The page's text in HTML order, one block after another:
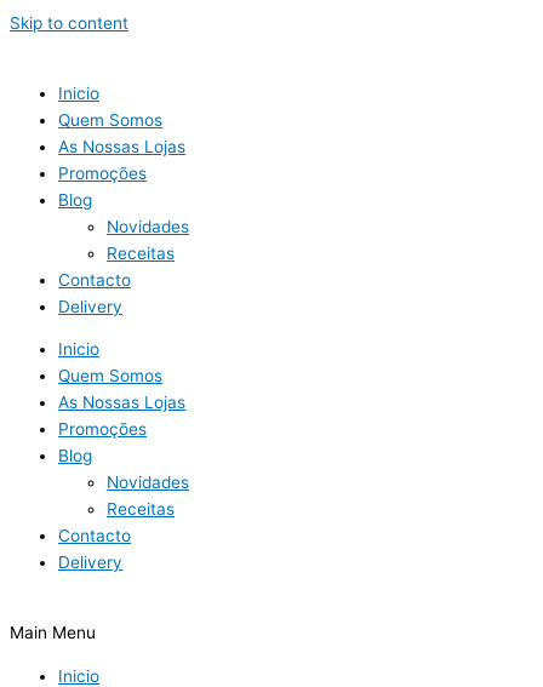
Skip to content
Inicio
Quem Somos
As Nossas Lojas
Promoções
Blog
Novidades
Receitas
Contacto
Delivery
Inicio
Quem Somos
As Nossas Lojas
Promoções
Blog
Novidades
Receitas
Contacto
Delivery
Main Menu
Inicio